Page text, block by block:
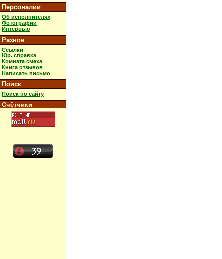
Персоналии
Об исполнителях
Фотографии
Интервью
Разное
Ссылки
Юр. справка
Комната смеха
Книга отзывов
Написать письмо
Поиск
Поиск по сайту
Счётчики